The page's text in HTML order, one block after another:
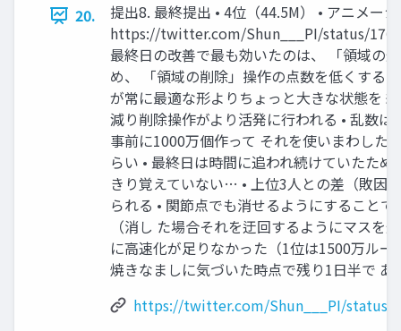
20.
提出8. 最終提出 • 4位（44.5M） • アニメー
https://twitter.com/Shun___PI/status/
最終日の改善で最も効いたのは、 「領域の
め、 「領域の削除」操作の点数を低くする
が常に最適な形よりちょっと大きな状態を
減り削除操作がより活発に行われる • 乱数
事前に1000万個作って それを使いまわした
らい • 最終日は時間に追われ続けていたた
きり覚えていない… • 上位3人との差（敗因
られる • 関節点でも消せるようにすること
（消し た場合それを迂回するようにマスを
に高速化が足りなかった（1位は1500万ルー
焼きなましに気づいた時点で残り1日半で あ
https://twitter.com/Shun___PI/status/